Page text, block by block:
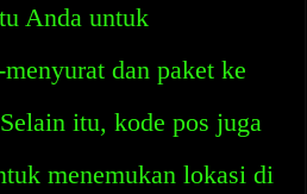
Anda untuk
dan paket ke
itu, kode pos juga
menemukan lokasi di